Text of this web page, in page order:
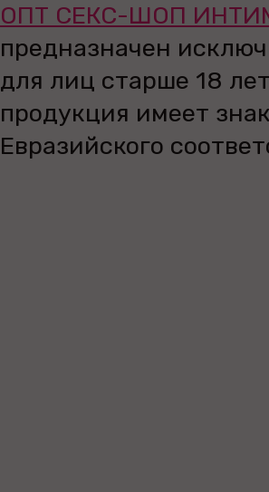
ОПТ СЕКС-ШОП
предназначен
для лиц старше 18
продукция имеет
Евразийского